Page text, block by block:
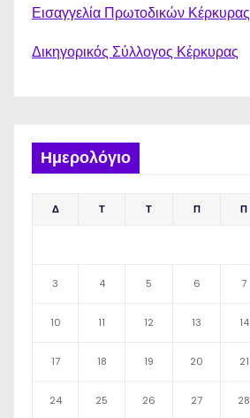
Εισαγγελία Πρωτοδικών Κέρκυρας
Δικηγορικός Σύλλογος Κέρκυρας
Ημερολόγιο
Δ Τ Τ Π Π
3 4 5 6 7
10 11 12 13 14
17 18 19 20 21
24 25 26 27 28